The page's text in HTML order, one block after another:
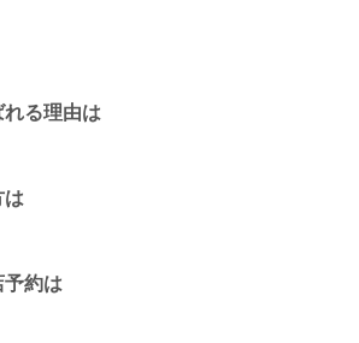
る理由は
は
予約は